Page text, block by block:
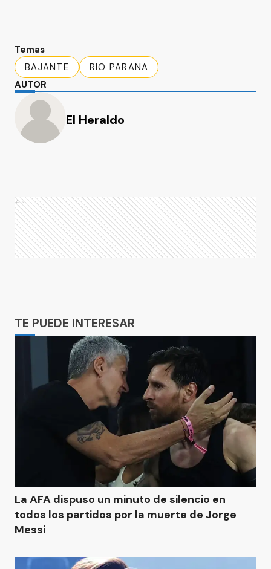
Temas
BAJANTE
RIO PARANA
AUTOR
El Heraldo
Ads
TE PUEDE INTERESAR
La AFA dispuso un minuto de silencio en
todos los partidos por la muerte de Jorge
Messi